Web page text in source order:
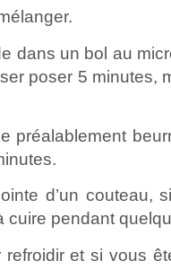
dans un bol au
poser 5 minutes,
préalablement
d’un couteau,
cuire pendant
et si vous